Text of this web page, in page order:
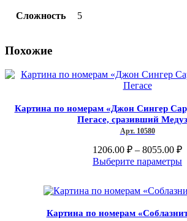
Сложность 5
Похожие
Картина по номерам «Джон Сингер
Пегасе, сразивший
Арт. 10580
1206.00 ₽ – 8055.00 ₽
Выберите параметры
Картина по номерам